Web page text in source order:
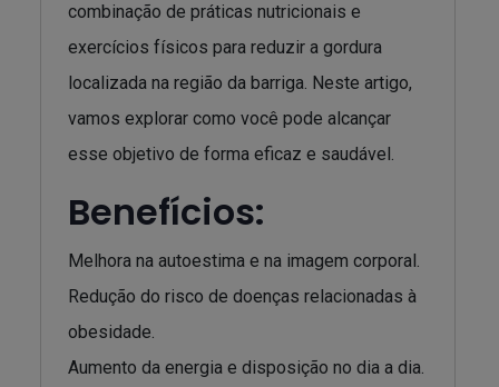
combinação de práticas nutricionais e
exercícios físicos para reduzir a gordura
localizada na região da barriga. Neste artigo,
vamos explorar como você pode alcançar
esse objetivo de forma eficaz e saudável.
Benefícios:
Melhora na autoestima e na imagem corporal.
Redução do risco de doenças relacionadas à
obesidade.
Aumento da energia e disposição no dia a dia.